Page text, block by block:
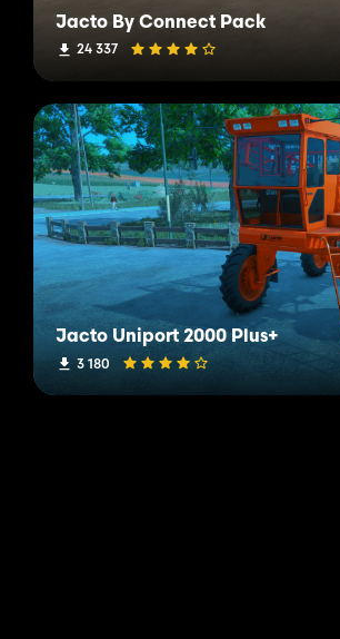
Jacto By Connect Pack
24 337
Jacto Uniport 2000 Plus+
3 180